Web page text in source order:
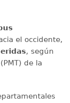
el occidente,
, según
de la